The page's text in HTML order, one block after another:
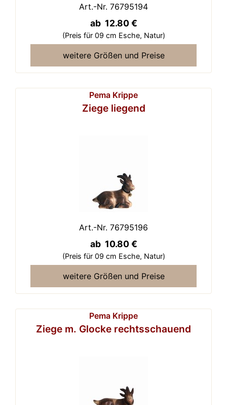
Art.-Nr. 76795194
ab 12.80 €
(Preis für 09 cm Esche, Natur)
weitere Größen und Preise
Pema Krippe
Ziege liegend
Art.-Nr. 76795196
ab 10.80 €
(Preis für 09 cm Esche, Natur)
weitere Größen und Preise
Pema Krippe
Ziege m. Glocke rechtsschauend